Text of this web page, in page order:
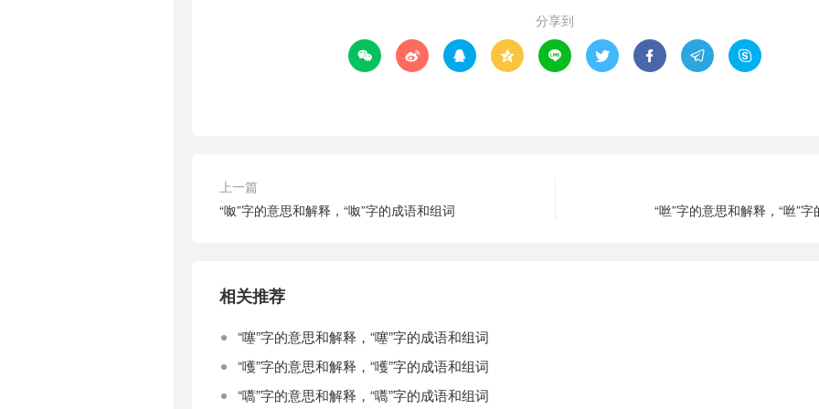
分享到
        
上一篇
“呶”字的意思和解释，“呶”字的成语和组词
“咝”字的意思和解释，“咝”
相关推荐
“噻”字的意思和解释，“噻”字的成语和组词
“嚄”字的意思和解释，“嚄”字的成语和组词
“嚆”字的意思和解释，“嚆”字的成语和组词